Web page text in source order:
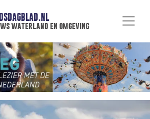
waterland en omgeving